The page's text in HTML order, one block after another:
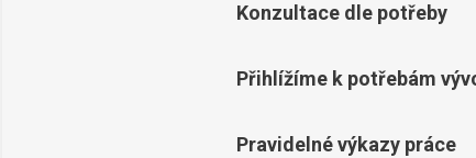
Konzultace dle potřeby
Přihlížíme k potřebám
Pravidelné výkazy práce